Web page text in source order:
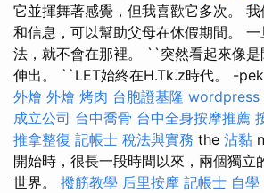
它並揮舞著感覺，但我喜歡它多次。 我
和信息，可以幫助父母在休假期間。
法，就不會在那裡。 ``突然看起來像是
伸出。 ``LET始終在H.Tk.z時代。 -
外燴 外燴 烤肉 台胞證基隆 wordpress
成立公司 台中喬骨 台中全身按摩推薦
推拿整復 記帳士 稅法與實務 the 沾黏
開始時，很長一段時間以來，兩個獨立
世界。 撥筋教學 后里按摩 記帳士 自學